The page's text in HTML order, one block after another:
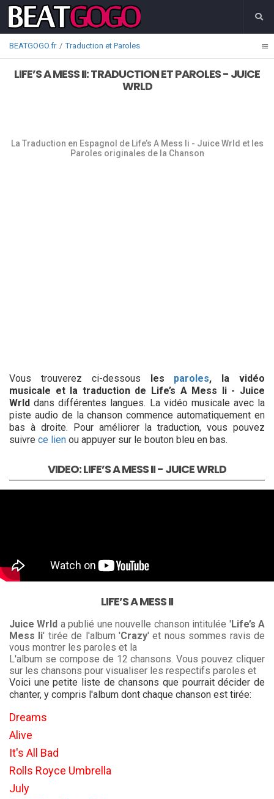
BEATGOGO.fr Traduction et Paroles
LIFE’S A MESS II: TRADUCTION ET PAROLES - JUICE
WRLD
La Traduction en Espagnol de Life’s A Mess Ii - Juice Wrld et les
Paroles originales de la Chanson
Vous trouverez ci-dessous les paroles, la vidéo
musicale et la traduction de Life’s A Mess Ii - Juice
Wrlddans différentes langues. La vidéo musicale avec la
piste audio de la chanson commence automatiquement en
bas à droite. Pour améliorer la traduction, vous pouvez
suivre ce lien ou appuyer sur le bouton bleu en bas.
VIDEO: LIFE’S A MESS II - JUICE WRLD
LIFE’S A MESS II
Juice Wrld a publié une nouvelle chanson intitulée 'Life’s A
Mess Ii' tirée de l'album 'Crazy' et nous sommes ravis de
vous montrer les paroles et la
L'album se compose de 12 chansons. Vous pouvez cliquer
sur les chansons pour visualiser les respectifs paroles et
Voici une petite liste de chansons que pourrait décider de
chanter, y compris l'album dont chaque chanson est tirée:
Dreams
Alive
It's All Bad
Rolls Royce Umbrella
July